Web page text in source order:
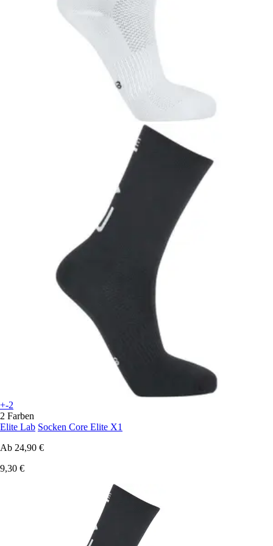
+-2
2 Farben
Elite Lab Socken Core Elite X1
Ab 24,90 €
9,30 €